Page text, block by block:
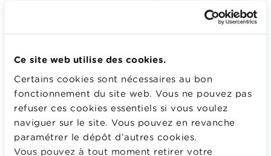
Ce site web utilise des cookies.
Certains cookies sont nécessaires au bon
fonctionnement du site web. Vous ne pouvez pas
refuser ces cookies essentiels si vous voulez
naviguer sur le site. Vous pouvez en revanche
paramétrer le dépôt d’autres cookies.
Vous pouvez à tout moment retirer votre
Le simulateur immobilier de
vous aidera à calculer ce montant
rapidement et gratuitement !
Quel montant pouvez-vous rembourser par mois ?
Êtes-vous prêt à prendre certains risques, en optant
par exemple pour uncrédit à taux variableplutôt
qu’à taux fixe ?
Avez-vous droit à des aides fédérales ou